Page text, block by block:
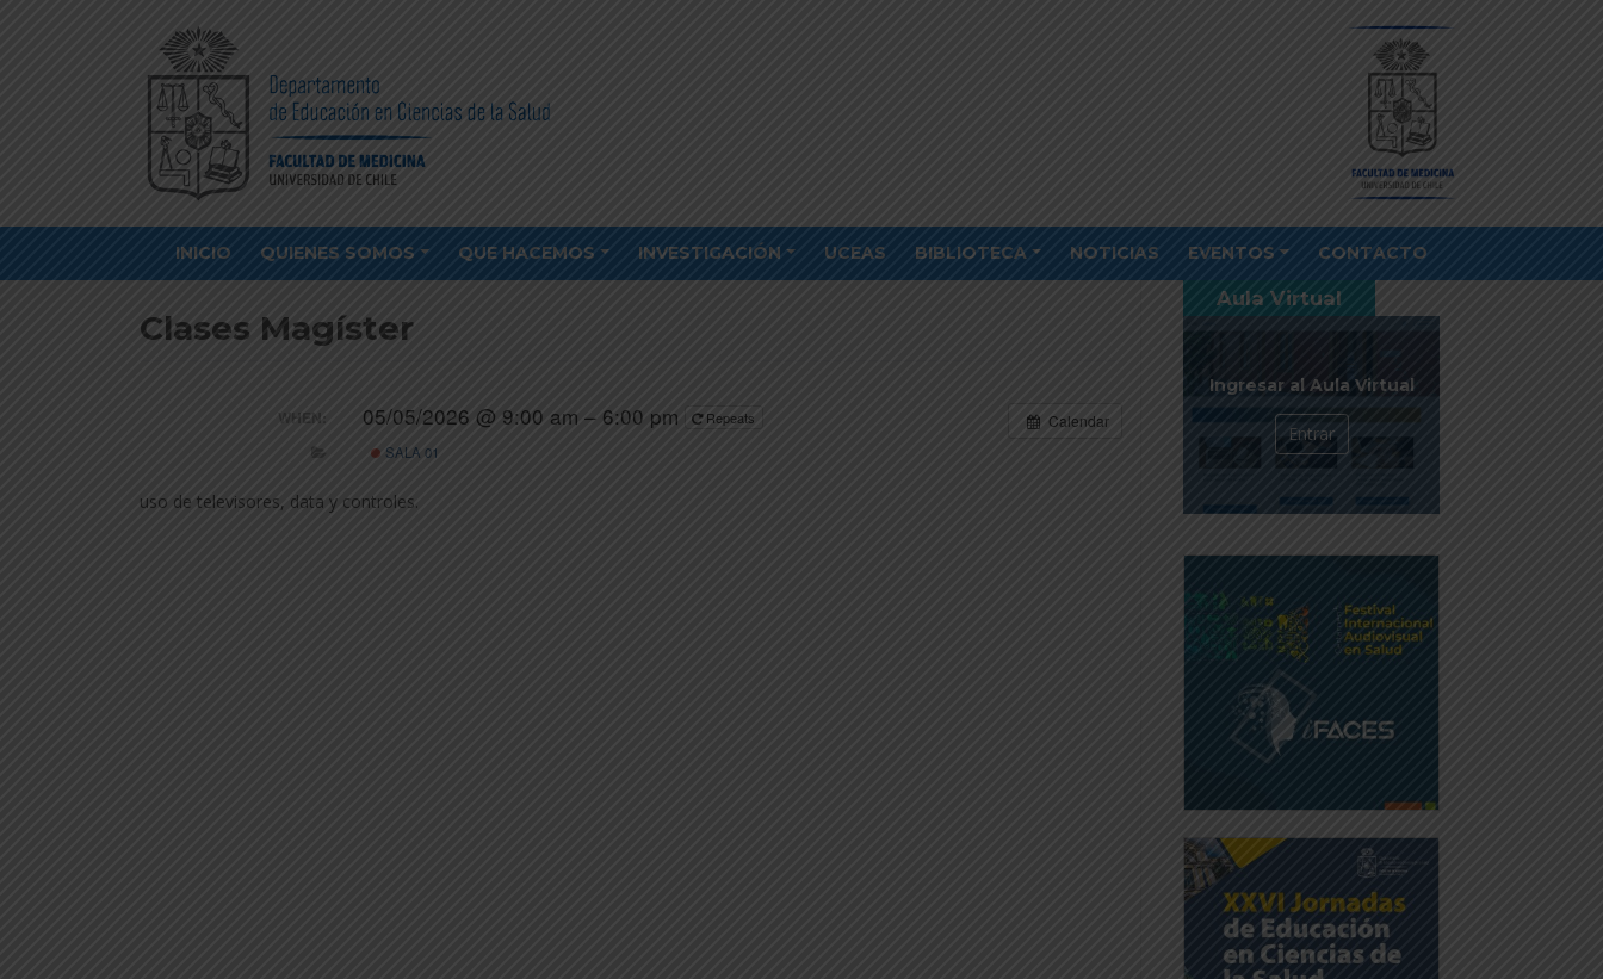
INICIO QUIENES SOMOS QUE HACEMOS INVESTIGACIÓN UCEAS BIBLIOTECA NOTICIAS EVENTOS CONTACTO
Clases Magíster
Calendar
WHEN: 05/05/2026 @ 9:00 am – 6:00 pm
Repeats
SALA 01
uso de televisores, data y controles.
Aula Virtual
Ingresar al Aula Virtual
Entrar